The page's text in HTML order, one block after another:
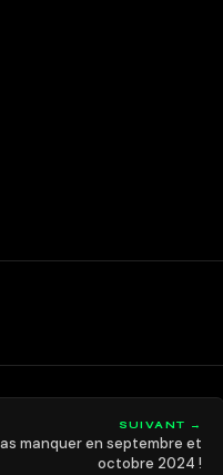
SUIVANT →
manquer en septembre et
octobre 2024 !